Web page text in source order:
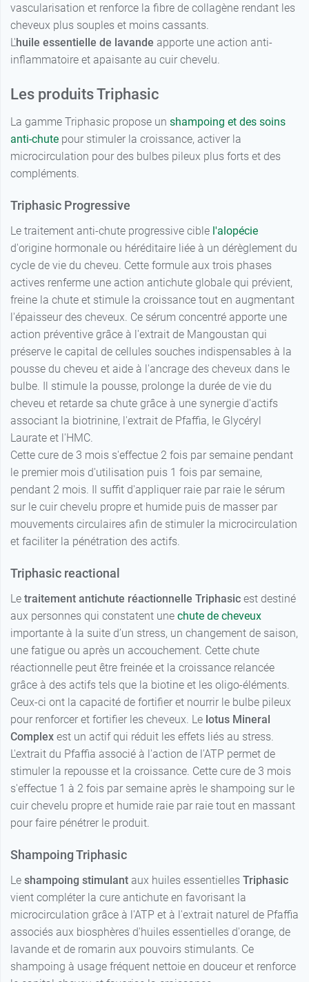
vascularisation et renforce la fibre de collagène rendant les
cheveux plus souples et moins cassants.
L'huile essentielle de lavande apporte une action anti-
inflammatoire et apaisante au cuir chevelu.
Les produits Triphasic
La gamme Triphasic propose un shampoing et des soins
anti-chute pour stimuler la croissance, activer la
microcirculation pour des bulbes pileux plus forts et des
compléments.
Triphasic Progressive
Le traitement anti-chute progressive cible l'alopécie
d'origine hormonale ou héréditaire liée à un dérèglement du
cycle de vie du cheveu. Cette formule aux trois phases
actives renferme une action antichute globale qui prévient,
freine la chute et stimule la croissance tout en augmentant
l'épaisseur des cheveux. Ce sérum concentré apporte une
action préventive grâce à l'extrait de Mangoustan qui
préserve le capital de cellules souches indispensables à la
pousse du cheveu et aide à l'ancrage des cheveux dans le
bulbe. Il stimule la pousse, prolonge la durée de vie du
cheveu et retarde sa chute grâce à une synergie d'actifs
associant la biotrinine, l'extrait de Pfaffia, le Glycéryl
Laurate et l'HMC.
Cette cure de 3 mois s'effectue 2 fois par semaine pendant
le premier mois d'utilisation puis 1 fois par semaine,
pendant 2 mois. Il suffit d'appliquer raie par raie le sérum
sur le cuir chevelu propre et humide puis de masser par
mouvements circulaires afin de stimuler la microcirculation
et faciliter la pénétration des actifs.
Triphasic reactional
Le traitement antichute réactionnelle Triphasic est destiné
aux personnes qui constatent une chute de cheveux
importante à la suite d’un stress, un changement de saison,
une fatigue ou après un accouchement. Cette chute
réactionnelle peut être freinée et la croissance relancée
grâce à des actifs tels que la biotine et les oligo-éléments.
Ceux-ci ont la capacité de fortifier et nourrir le bulbe pileux
pour renforcer et fortifier les cheveux. Le lotus Mineral
Complex est un actif qui réduit les effets liés au stress.
L'extrait du Pfaffia associé à l'action de l'ATP permet de
stimuler la repousse et la croissance. Cette cure de 3 mois
s'effectue 1 à 2 fois par semaine après le shampoing sur le
cuir chevelu propre et humide raie par raie tout en massant
pour faire pénétrer le produit.
Shampoing Triphasic
Le shampoing stimulant aux huiles essentielles Triphasic
vient compléter la cure antichute en favorisant la
microcirculation grâce à l'ATP et à l'extrait naturel de Pfaffia
associés aux biosphères d'huiles essentielles d'orange, de
lavande et de romarin aux pouvoirs stimulants. Ce
shampoing à usage fréquent nettoie en douceur et renforce